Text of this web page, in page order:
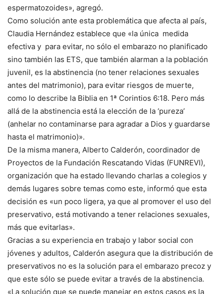
espermatozoides», agregó.
Como solución ante esta problemática que afecta al país,
Claudia Hernández establece que «la única medida
efectiva y para evitar, no sólo el embarazo no planificado
sino también las ETS, que también alarman a la población
juvenil, es la abstinencia (no tener relaciones sexuales
antes del matrimonio), para evitar riesgos de muerte,
como lo describe la Biblia en 1ª Corintios 6:18. Pero más
allá de la abstinencia está la elección de la ‘pureza’
(anhelar no contaminarse para agradar a Dios y guardarse
hasta el matrimonio)».
De la misma manera, Alberto Calderón, coordinador de
Proyectos de la Fundación Rescatando Vidas (FUNREVI),
organización que ha estado llevando charlas a colegios y
demás lugares sobre temas como este, informó que esta
decisión es «un poco ligera, ya que al promover el uso del
preservativo, está motivando a tener relaciones sexuales,
más que evitarlas».
Gracias a su experiencia en trabajo y labor social con
jóvenes y adultos, Calderón asegura que la distribución de
preservativos no es la solución para el embarazo precoz y
que este sólo se puede evitar a través de la abstinencia.
«La solución que se puede manejar en estos casos es la